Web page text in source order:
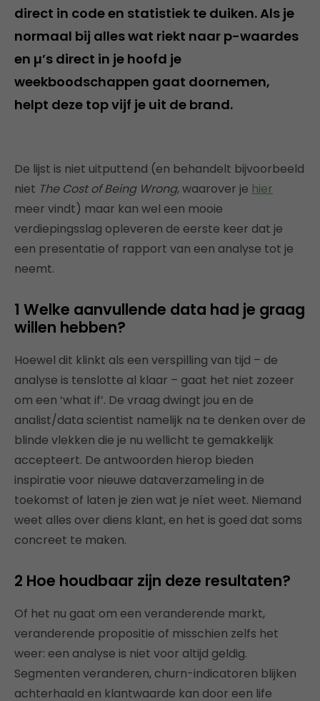
direct in code en statistiek te duiken. Als je
normaal bij alles wat riekt naar p-waardes
en µ’s direct in je hoofd je
weekboodschappen gaat doornemen,
helpt deze top vijf je uit de brand.
De lijst is niet uitputtend (en behandelt bijvoorbeeld
niet The Cost of Being Wrong, waarover je hier
meer vindt) maar kan wel een mooie
verdiepingsslag opleveren de eerste keer dat je
een presentatie of rapport van een analyse tot je
neemt.
1 Welke aanvullende data had je graag
willen hebben?
Hoewel dit klinkt als een verspilling van tijd – de
analyse is tenslotte al klaar – gaat het niet zozeer
om een ‘what if’. De vraag dwingt jou en de
analist/data scientist namelijk na te denken over de
blinde vlekken die je nu wellicht te gemakkelijk
accepteert. De antwoorden hierop bieden
inspiratie voor nieuwe dataverzameling in de
toekomst of laten je zien wat je níet weet. Niemand
weet alles over diens klant, en het is goed dat soms
concreet te maken.
2 Hoe houdbaar zijn deze resultaten?
Of het nu gaat om een veranderende markt,
veranderende propositie of misschien zelfs het
weer: een analyse is niet voor altijd geldig.
Segmenten veranderen, churn-indicatoren blijken
achterhaald en klantwaarde kan door een life